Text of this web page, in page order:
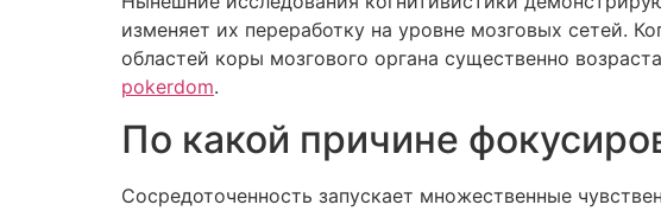
изменяет их переработку на уровне мозговых сетей.
областей коры мозгового органа существенно
pokerdom.
По какой причине
Сосредоточенность запускает множественные